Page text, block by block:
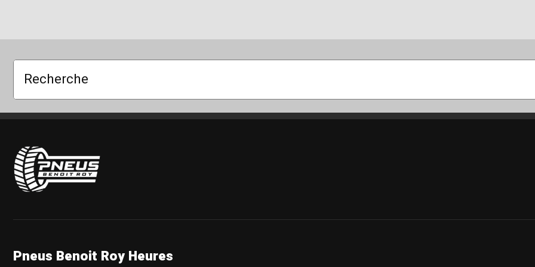
Recherche
Pneus Benoit Roy
Pneus Benoit Roy Heures